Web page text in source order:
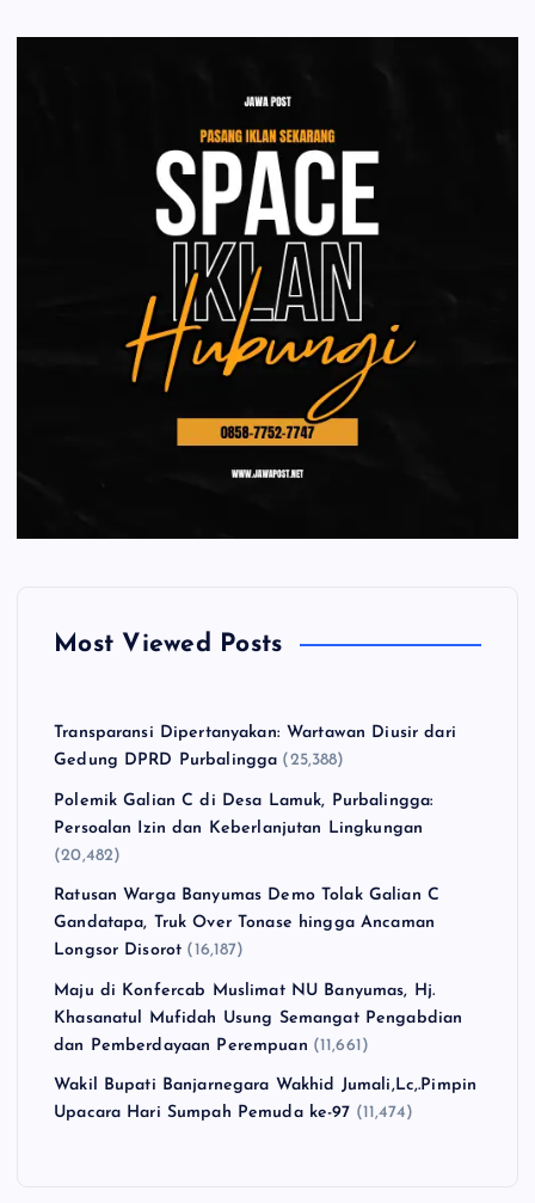
Most Viewed Posts
Transparansi Dipertanyakan: Wartawan Diusir dari
Gedung DPRD Purbalingga (25,388)
Polemik Galian C di Desa Lamuk, Purbalingga:
Persoalan Izin dan Keberlanjutan Lingkungan
(20,482)
Ratusan Warga Banyumas Demo Tolak Galian C
Gandatapa, Truk Over Tonase hingga Ancaman
Longsor Disorot (16,187)
Maju di Konfercab Muslimat NU Banyumas, Hj.
Khasanatul Mufidah Usung Semangat Pengabdian
dan Pemberdayaan Perempuan (11,661)
Wakil Bupati Banjarnegara Wakhid Jumali,Lc,.Pimpin
Upacara Hari Sumpah Pemuda ke-97 (11,474)